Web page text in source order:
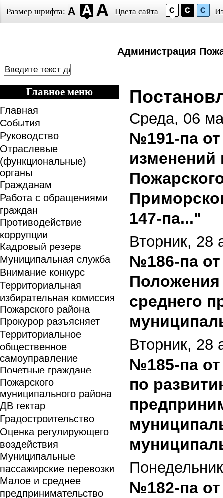
Размер шрифта: Цвета сайта
Администрация
Главное меню
Главная
События
Руководство
Отраслевые
(функциональные)
органы
Гражданам
Работа с обращениями
граждан
Противодействие
коррупции
Кадровый резерв
Муниципальная служба
Внимание конкурс
Территориальная
избирательная комиссия
Пожарского района
Прокурор разъясняет
Территориальное
общественное
самоуправление
Почетные граждане
Пожарского
муниципального района
ДВ гектар
Градостроительство
Оценка регулирующего
воздействия
Муниципальные
пассажирские перевозки
Малое и среднее
предпринимательство
Среда, 06
№191-па от
изменений
147-па..."
Вторник, 28
№186-па от
Положения
среднего
Вторник, 28
№185-па от
по
№182-па от